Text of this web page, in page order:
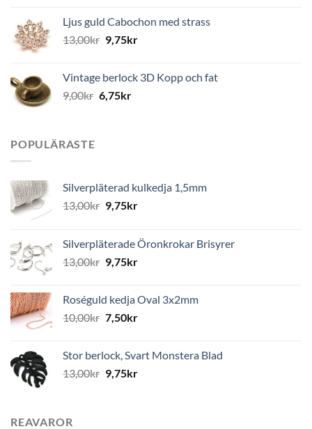
Ljus guld Cabochon med strass
13,00kr 9,75kr
Vintage berlock 3D Kopp och fat
9,00kr 6,75kr
POPULÄRASTE
Silverpläterad kulkedja 1,5mm
13,00kr 9,75kr
Silverpläterade Öronkrokar Brisyrer
13,00kr 9,75kr
Roséguld kedja Oval 3x2mm
10,00kr 7,50kr
Stor berlock, Svart Monstera Blad
13,00kr 9,75kr
REAVAROR